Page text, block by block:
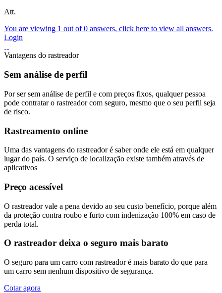
Att.
You are viewing 1 out of 0 answers, click here to view all answers.
Login
Vantagens do rastreador
Sem análise de perfil
Por ser sem análise de perfil e com preços fixos, qualquer pessoa
pode contratar o rastreador com seguro, mesmo que o seu perfil seja
de risco.
Rastreamento online
Uma das vantagens do rastreador é saber onde ele está em qualquer
lugar do país. O serviço de localização existe também através de
aplicativos
Preço acessível
O rastreador vale a pena devido ao seu custo benefício, porque além
da proteção contra roubo e furto com indenização 100% em caso de
perda total.
O rastreador deixa o seguro mais barato
O seguro para um carro com rastreador é mais barato do que para
um carro sem nenhum dispositivo de segurança.
Cotar agora